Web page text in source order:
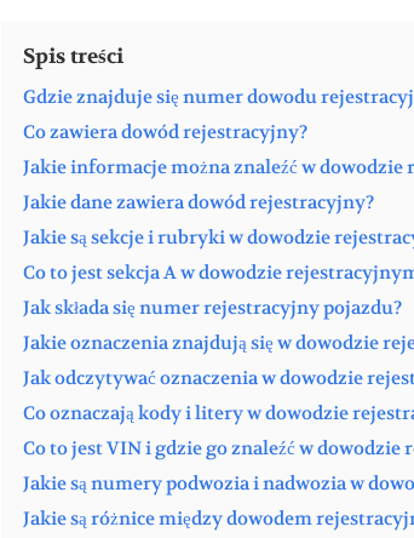
Spis treści
Gdzie znajduje się numer dowodu
Co zawiera dowód rejestracyjny?
Jakie informacje można znaleźć w
Jakie dane zawiera dowód rejestracyjny?
Jakie są sekcje i rubryki w dowodzie
Co to jest sekcja A w dowodzie
Jak składa się numer rejestracyjny pojazdu?
Jakie oznaczenia znajdują się w dowodzie
Jak odczytywać oznaczenia w dowodzie
Co oznaczają kody i litery w dowodzie
Co to jest VIN i gdzie go znaleźć w dowodzie
Jakie są numery podwozia i nadwozia w
Jakie są różnice między dowodem